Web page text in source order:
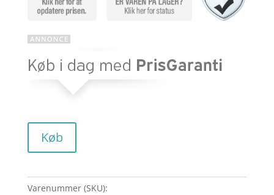
kr.
Køb
Varenummer (SKU):